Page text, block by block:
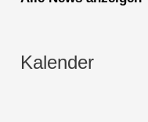
Kalender